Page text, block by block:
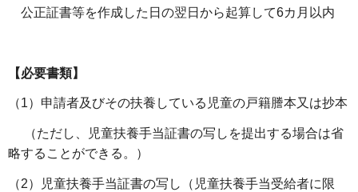
公正証書等を作成した日の翌日から起算して6カ月以内
【必要書類】
（1）申請者及びその扶養している児童の戸籍謄本又は抄本
（ただし、児童扶養手当証書の写しを提出する場合は省
略することができる。）
（2）児童扶養手当証書の写し（児童扶養手当受給者に限